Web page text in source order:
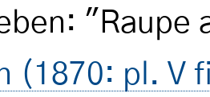
"Raupe
(1870: pl. V